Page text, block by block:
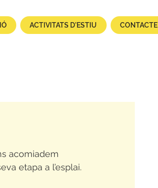
ACTIVITATS D'ESTIU CONTACTE
acomiadem
etapa a l’esplai.